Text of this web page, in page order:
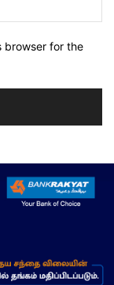
browser for the